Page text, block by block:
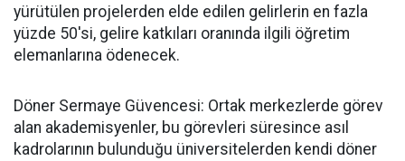
yürütülen projelerden elde edilen gelirlerin en fazla
yüzde 50'si, gelire katkıları oranında ilgili öğretim
elemanlarına ödenecek.
​Döner Sermaye Güvencesi: Ortak merkezlerde görev
alan akademisyenler, bu görevleri süresince asıl
kadrolarının bulunduğu üniversitelerden kendi döner